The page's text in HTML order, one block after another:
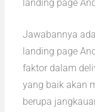
landing page
Jawabannya
landing page
faktor dalam
yang baik akan
berupa